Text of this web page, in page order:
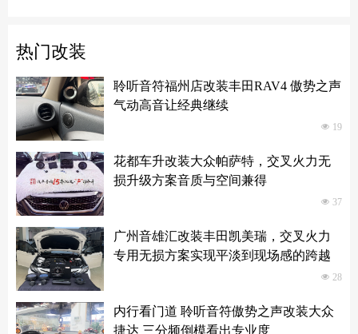
热门改装
聆听音符福州店改装丰田RAV4 傲势之声
气动高音让经典继续
넶 19
花都车升改装大众帕萨特，交叉火力无
损升级方案音质与空间兼得
넶 37
广州音雄汇改装丰田凯美瑞，交叉火力
专用无损方案实现平淡到现场感的跨越
넶 28
内行看门道 聆听音符傲势之声改装大众
捷达 三分频倒模看出专业度